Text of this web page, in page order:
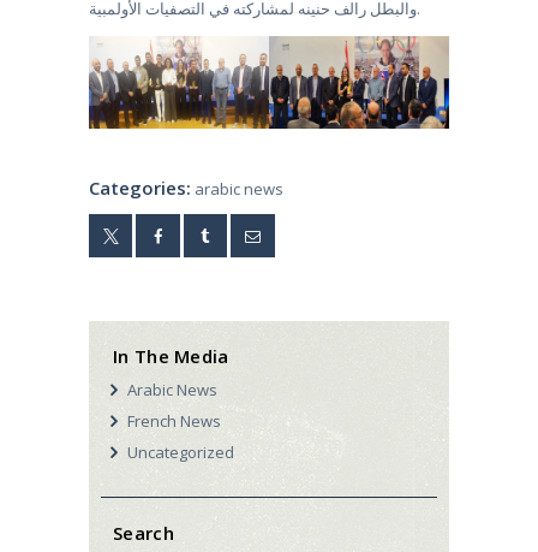
والبطل رالف حنينه لمشاركته في التصفيات الأولمبية.
Categories: arabic news
In The Media
Arabic News
French News
Uncategorized
Search